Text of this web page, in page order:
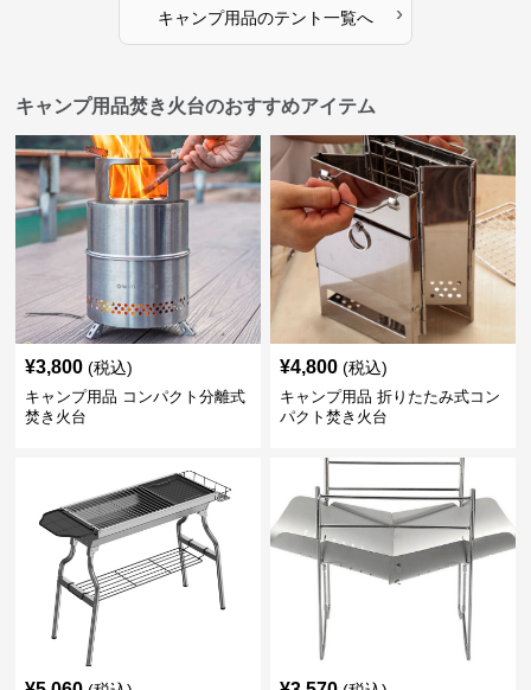
キャンプ用品のテント一覧へ ›
キャンプ用品焚き火台のおすすめアイテム
¥3,800 (税込)
キャンプ用品 コンパクト分離式
焚き火台
¥4,800 (税込)
キャンプ用品 折りたたみ式コン
パクト焚き火台